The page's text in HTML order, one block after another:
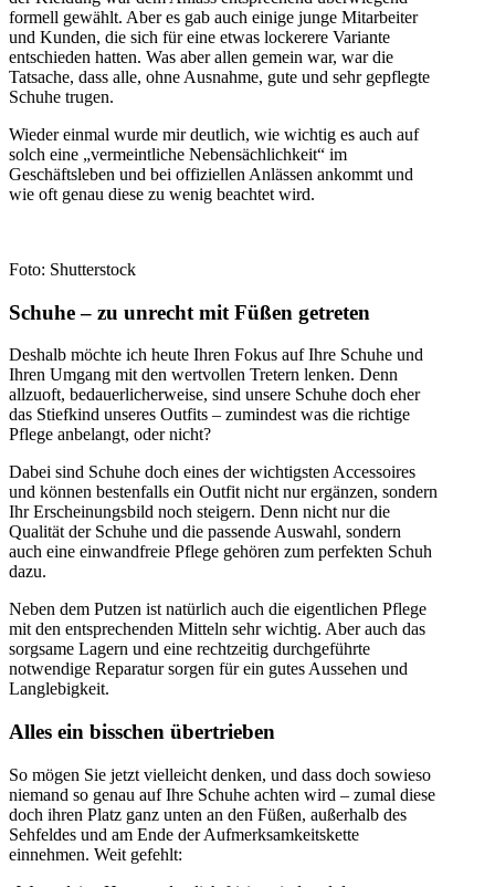
formell gewählt. Aber es gab auch einige junge Mitarbeiter
und Kunden, die sich für eine etwas lockerere Variante
entschieden hatten. Was aber allen gemein war, war die
Tatsache, dass alle, ohne Ausnahme, gute und sehr gepflegte
Schuhe trugen.
Wieder einmal wurde mir deutlich, wie wichtig es auch auf
solch eine „vermeintliche Nebensächlichkeit“ im
Geschäftsleben und bei offiziellen Anlässen ankommt und
wie oft genau diese zu wenig beachtet wird.
Foto: Shutterstock
Schuhe – zu unrecht mit Füßen getreten
Deshalb möchte ich heute Ihren Fokus auf Ihre Schuhe und
Ihren Umgang mit den wertvollen Tretern lenken. Denn
allzuoft, bedauerlicherweise, sind unsere Schuhe doch eher
das Stiefkind unseres Outfits – zumindest was die richtige
Pflege anbelangt, oder nicht?
Dabei sind Schuhe doch eines der wichtigsten Accessoires
und können bestenfalls ein Outfit nicht nur ergänzen, sondern
Ihr Erscheinungsbild noch steigern. Denn nicht nur die
Qualität der Schuhe und die passende Auswahl, sondern
auch eine einwandfreie Pflege gehören zum perfekten Schuh
dazu.
Neben dem Putzen ist natürlich auch die eigentlichen Pflege
mit den entsprechenden Mitteln sehr wichtig. Aber auch das
sorgsame Lagern und eine rechtzeitig durchgeführte
notwendige Reparatur sorgen für ein gutes Aussehen und
Langlebigkeit.
Alles ein bisschen übertrieben
So mögen Sie jetzt vielleicht denken, und dass doch sowieso
niemand so genau auf Ihre Schuhe achten wird – zumal diese
doch ihren Platz ganz unten an den Füßen, außerhalb des
Sehfeldes und am Ende der Aufmerksamkeitskette
einnehmen. Weit gefehlt: